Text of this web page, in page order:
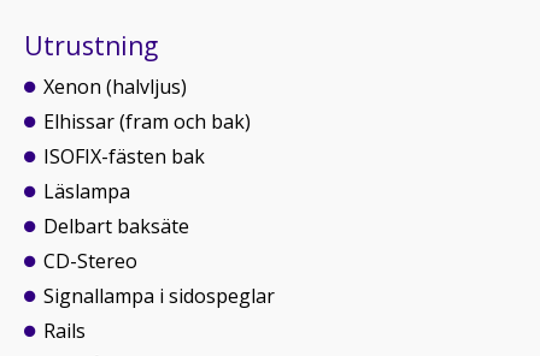
Utrustning
Xenon (halvljus)
Elhissar (fram och bak)
ISOFIX-fästen bak
Läslampa
Delbart baksäte
CD-Stereo
Signallampa i sidospeglar
Rails